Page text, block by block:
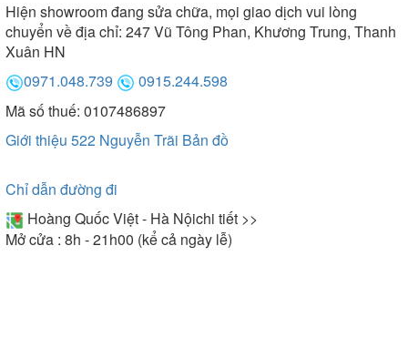
Hiện showroom đang sửa chữa, mọi giao dịch vui lòng
chuyển về địa chỉ: 247 Vũ Tông Phan, Khương Trung, Thanh
Xuân HN
0971.048.739
0915.244.598
Mã số thuế: 0107486897
Giới thiệu 522 Nguyễn Trãi Bản đồ
Chỉ dẫn đường đi
Hoàng Quốc Việt - Hà Nộichi tiết >>
Mở cửa : 8h - 21h00 (kể cả ngày lễ)